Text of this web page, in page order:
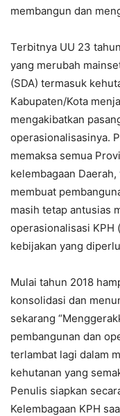
membangun dan
Terbitnya UU 23
yang merubah
(SDA) termasuk
Kabupaten/Kota
mengakibatkan
operasionalisasinya.
memaksa semua
kelembagaan
membuat
masih tetap antusias
operasionalisasi KPH
kebijakan yang
Mulai tahun 2018
konsolidasi dan
sekarang
pembangunan dan
terlambat lagi dalam
kehutanan yang
Penulis siapkan
Kelembagaan KPH